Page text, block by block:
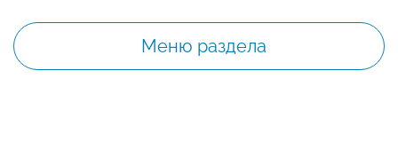
Меню раздела